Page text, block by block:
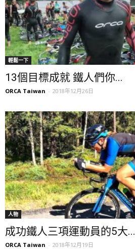
輕鬆一下
13個目標成就 鐵人們你...
ORCA Taiwan - 2018年12月26日
人物
成功鐵人三項運動員的5大...
ORCA Taiwan - 2018年12月19日